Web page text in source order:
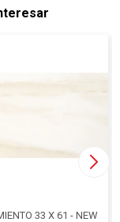
33 X 61 - NEW